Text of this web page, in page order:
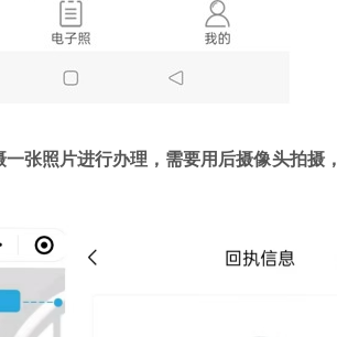
张照片进行办理，需要用后摄像头拍摄，